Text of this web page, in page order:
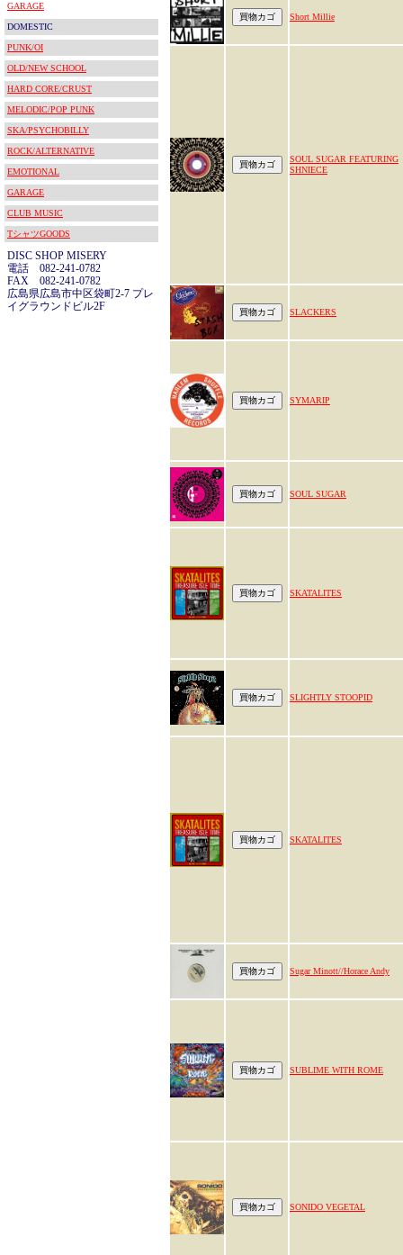
GARAGE
DOMESTIC
PUNK/OI
OLD/NEW SCHOOL
HARD CORE/CRUST
MELODIC/POP PUNK
SKA/PSYCHOBILLY
ROCK/ALTERNATIVE
EMOTIONAL
GARAGE
CLUB MUSIC
TシャツGOODS
DISC SHOP MISERY
電話 082-241-0782
FAX 082-241-0782
広島県広島市中区袋町2-7 プレ
イグラウンドビル2F
Short Millie
SOUL SUGAR FEATURING
SHNIECE
SLACKERS
SYMARIP
SOUL SUGAR
SKATALITES
SLIGHTLY STOOPID
SKATALITES
Sugar Minott//Horace Andy
SUBLIME WITH ROME
SONIDO VEGETAL